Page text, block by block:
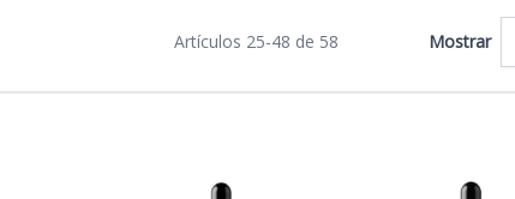
Artículos 25-48 de 58 Mostrar